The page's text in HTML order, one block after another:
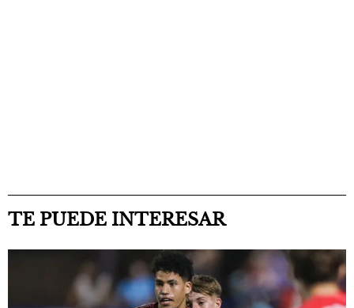
TE PUEDE INTERESAR